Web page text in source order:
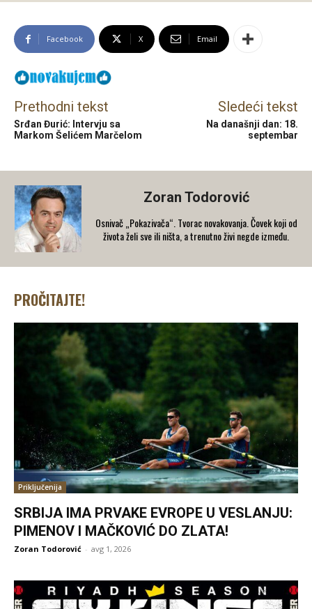
Facebook X Email
Prethodni tekst
Srđan Đurić: Intervju sa
Markom Šelićem Marčelom
Sledeći tekst
Na današnji dan: 18.
septembar
Zoran Todorović
Osnivač „Pokazivača“. Tvorac novakovanja. Čovek koji od
života želi sve ili ništa, a trenutno živi negde između.
PROČITAJTE!
Priključenija
SRBIJA IMA PRVAKE EVROPE U VESLANJU:
PIMENOV I MAČKOVIĆ DO ZLATA!
Zoran Todorović - avg 1, 2026